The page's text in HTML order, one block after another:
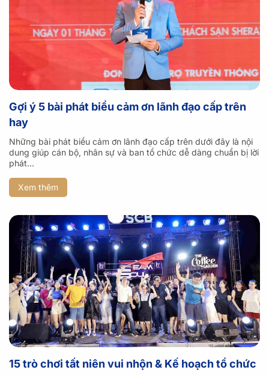
Gợi ý 5 bài phát biểu cảm ơn lãnh đạo cấp trên
hay
Những bài phát biểu cảm ơn lãnh đạo cấp trên dưới đây là nội
dung giúp cán bộ, nhân sự và ban tổ chức dễ dàng chuẩn bị lời
phát...
Xem thêm
15 trò chơi tất niên vui nhộn & Kế hoạch tổ chức